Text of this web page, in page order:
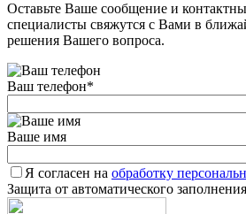
Оставьте Ваше сообщение и
специалисты свяжутся с Вами в
решения Вашего вопроса.
Ваш телефон*
Ваше имя
Я согласен на обработку
Защита от автоматического заполнения
Добавляйте товары
в корзину
Оплачивайте сегодня
25% картой любого банка
Получайте товар
выбранный способом